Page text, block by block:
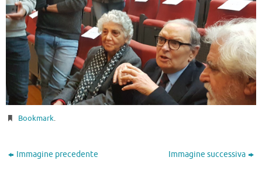
Bookmark.
Immagine precedente Immagine successiva